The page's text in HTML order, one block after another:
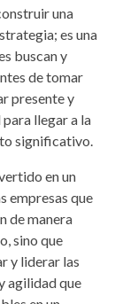
una
es una
buscan y
de tomar
presente y
llegar a la
significativo.
en un
empresas que
de manera
sino que
y liderar las
agilidad que